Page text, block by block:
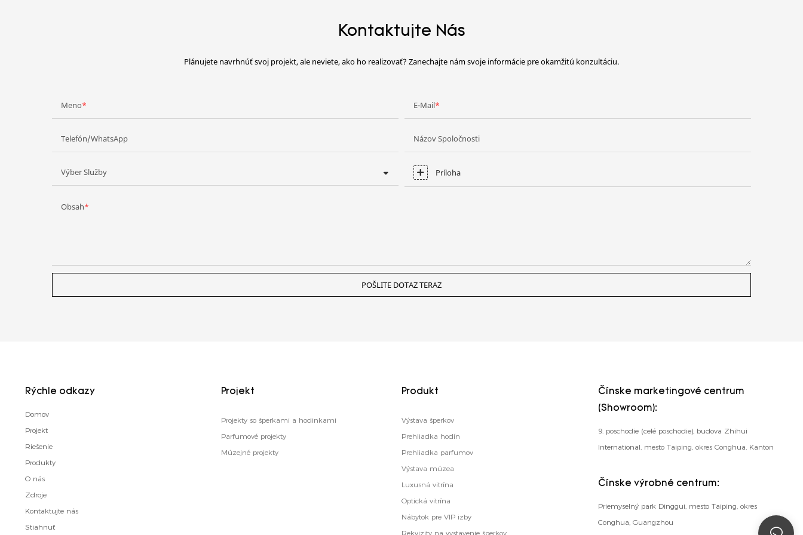
Kontaktujte Nás
Plánujete navrhnúť svoj projekt, ale neviete, ako ho realizovať? Zanechajte nám svoje informácie pre okamžitú konzultáciu.
Meno E-Mail
Telefón/WhatsApp Názov Spoločnosti
Výber Služby Príloha
Obsah
POŠLITE DOTAZ TERAZ
Rýchle odkazy
Domov
Projekt
Riešenie
Produkty
O nás
Zdroje
Kontaktujte nás
Stiahnuť
Projekt
Projekty so šperkami a hodinkami
Parfumové projekty
Múzejné projekty
Produkt
Výstava šperkov
Prehliadka hodín
Prehliadka parfumov
Výstava múzea
Luxusná vitrína
Optická vitrína
Nábytok pre VIP izby
Rekvizity na vystavenie šperkov
Čínske marketingové centrum
(Showroom):
9. poschodie (celé poschodie), budova Zhihui
International, mesto Taiping, okres Conghua, Kanton
Čínske výrobné centrum:
Priemyselný park Dinggui, mesto Taiping, okres
Conghua, Guangzhou